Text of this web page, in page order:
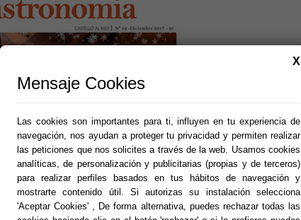
X
Mensaje Cookies
Las cookies son importantes para ti, influyen en tu experiencia de
navegación, nos ayudan a proteger tu privacidad y permiten realizar
las peticiones que nos solicites a través de la web. Usamos cookies
analíticas, de personalización y publicitarias (propias y de terceros)
para realizar perfiles basados en tus hábitos de navegación y
mostrarte contenido útil. Si autorizas su instalación selecciona
'Aceptar Cookies' , De forma alternativa, puedes rechazar todas las